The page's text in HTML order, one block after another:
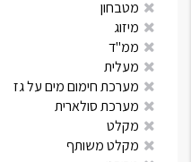
מטבחון
מיזוג
ממ"ד
מעלית
מערכת חימום מים על גז
מערכת סולארית
מקלט
מקלט משותף